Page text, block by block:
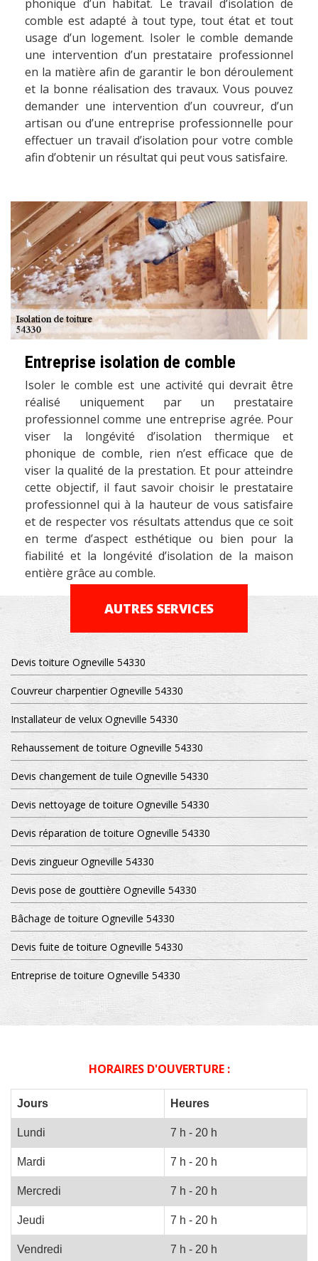
phonique d’un habitat. Le travail d’isolation de
comble est adapté à tout type, tout état et tout
usage d’un logement. Isoler le comble demande
une intervention d’un prestataire professionnel
en la matière afin de garantir le bon déroulement
et la bonne réalisation des travaux. Vous pouvez
demander une intervention d’un couvreur, d’un
artisan ou d’une entreprise professionnelle pour
effectuer un travail d’isolation pour votre comble
afin d’obtenir un résultat qui peut vous satisfaire.
Entreprise isolation de comble
Isoler le comble est une activité qui devrait être
réalisé uniquement par un prestataire
professionnel comme une entreprise agrée. Pour
viser la longévité d’isolation thermique et
phonique de comble, rien n’est efficace que de
viser la qualité de la prestation. Et pour atteindre
cette objectif, il faut savoir choisir le prestataire
professionnel qui à la hauteur de vous satisfaire
et de respecter vos résultats attendus que ce soit
en terme d’aspect esthétique ou bien pour la
fiabilité et la longévité d’isolation de la maison
entière grâce au comble.
AUTRES SERVICES
Devis toiture Ogneville 54330
Couvreur charpentier Ogneville 54330
Installateur de velux Ogneville 54330
Rehaussement de toiture Ogneville 54330
Devis changement de tuile Ogneville 54330
Devis nettoyage de toiture Ogneville 54330
Devis réparation de toiture Ogneville 54330
Devis zingueur Ogneville 54330
Devis pose de gouttière Ogneville 54330
Bâchage de toiture Ogneville 54330
Devis fuite de toiture Ogneville 54330
Entreprise de toiture Ogneville 54330
HORAIRES D'OUVERTURE :
Jours Heures
Lundi 7 h - 20 h
Mardi 7 h - 20 h
Mercredi 7 h - 20 h
Jeudi 7 h - 20 h
Vendredi 7 h - 20 h